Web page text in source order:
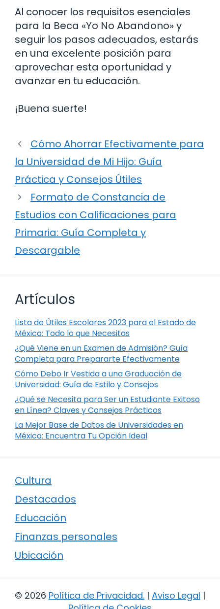
Al conocer los requisitos esenciales
para la Beca «Yo No Abandono» y
seguir los pasos adecuados, estarás
en una excelente posición para
aprovechar esta oportunidad y
avanzar en tu educación.
¡Buena suerte!
Cómo Ahorrar Efectivamente para
la Universidad de Mi Hijo: Guía
Práctica y Consejos Útiles
Formato de Constancia de
Estudios con Calificaciones para
Primaria: Guía Completa y
Descargable
Artículos
Lista de Útiles Escolares 2023 para el Estado de
México: Todo lo que Necesitas
¿Qué Viene en un Examen de Admisión? Guía
Completa para Prepararte Efectivamente
Cómo Debo Ir Vestida a una Graduación de
Universidad: Guía de Estilo y Consejos
¿Qué se Necesita para Ser un Estudiante Exitoso
en Línea? Claves y Consejos Prácticos
La Mejor Base de Datos de Universidades en
México: Encuentra Tu Opción Ideal
Cultura
Destacados
Educación
Finanzas personales
Ubicación
© 2026 Política de Privacidad. | Aviso Legal |